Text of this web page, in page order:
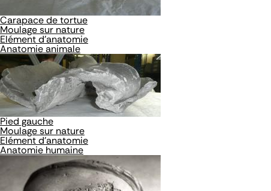
Carapace de tortue
Moulage sur nature
Elément d'anatomie
Anatomie animale
Pied gauche
Moulage sur nature
Elément d'anatomie
Anatomie humaine